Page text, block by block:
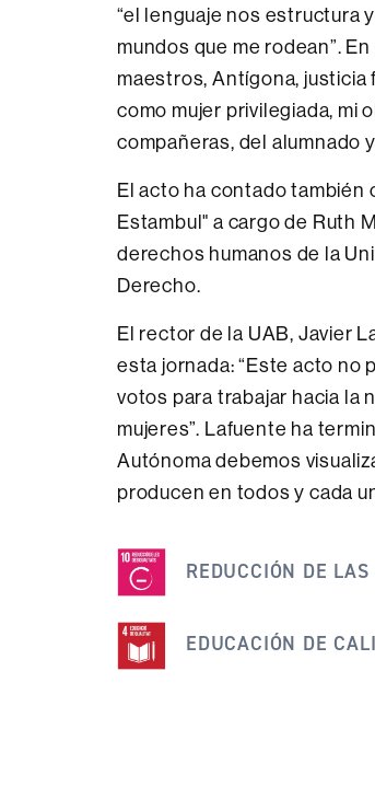
“el lenguaje nos estructura
mundos que me rodean”.
maestros, Antígona, justicia
como mujer privilegiada, mi
compañeras, del alumnado
El acto ha contado
Estambul" a cargo de Ruth
derechos humanos de la
Derecho.
El rector de la UAB, Javier
esta jornada: “Este acto no
votos para trabajar hacia la
mujeres”. Lafuente ha
Autónoma debemos
producen en todos y cada
noticia
se
engloba
dentro
REDUCCIÓN DE
EDUCACIÓN DE